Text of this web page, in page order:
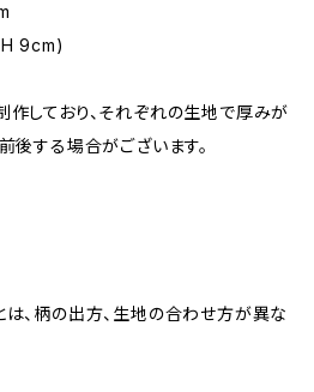
9cm)
しており、それぞれの生地で厚みが
後する場合がございます。
、柄の出方、生地の合わせ方が異な